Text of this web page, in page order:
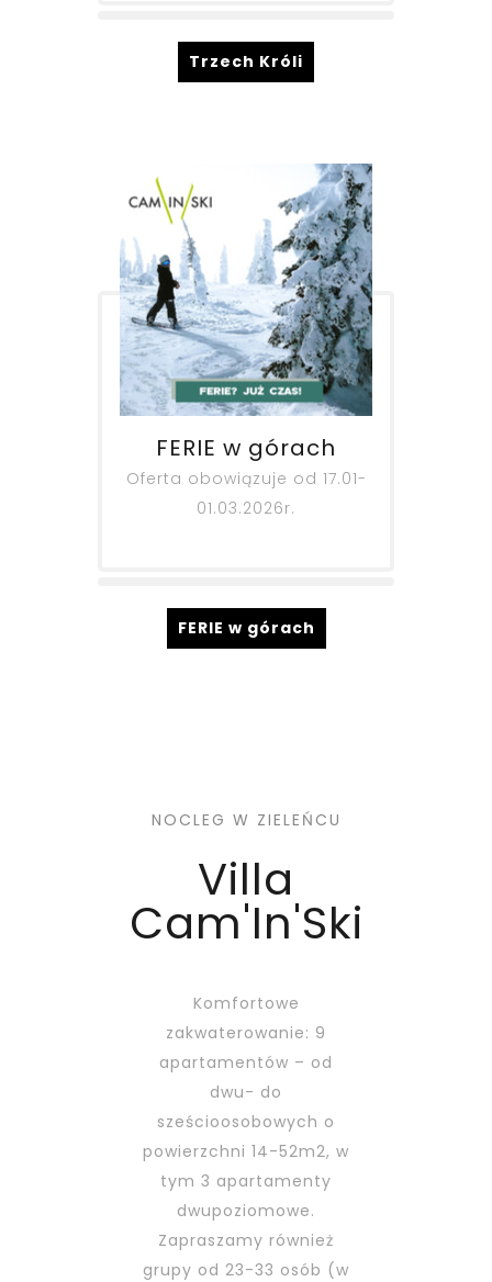
Trzech Króli
FERIE w górach
Oferta obowiązuje od 17.01-
01.03.2026r.
FERIE w górach
NOCLEG W ZIELEŃCU
Villa
Cam'In'Ski
Komfortowe
zakwaterowanie: 9
apartamentów – od
dwu- do
sześcioosobowych o
powierzchni 14-52m2, w
tym 3 apartamenty
dwupoziomowe.
Zapraszamy również
grupy od 23-33 osób (w